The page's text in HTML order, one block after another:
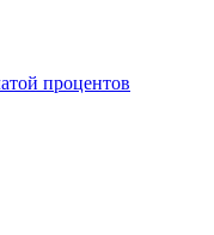
процентов